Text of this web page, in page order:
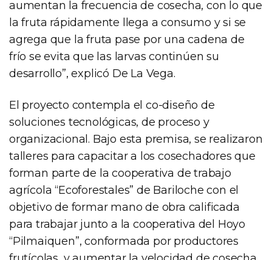
aumentan la frecuencia de cosecha, con lo que
la fruta rápidamente llega a consumo y si se
agrega que la fruta pase por una cadena de
frío se evita que las larvas continúen su
desarrollo”, explicó De La Vega.
El proyecto contempla el co-diseño de
soluciones tecnológicas, de proceso y
organizacional. Bajo esta premisa, se realizaron
talleres para capacitar a los cosechadores que
forman parte de la cooperativa de trabajo
agrícola “Ecoforestales” de Bariloche con el
objetivo de formar mano de obra calificada
para trabajar junto a la cooperativa del Hoyo
“Pilmaiquen”, conformada por productores